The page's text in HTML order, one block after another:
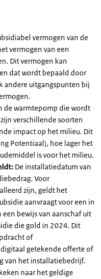
vermogen van de
vermogen van een
Dit vermogen kan
dat wordt bepaald door
andere uitgangspunten bij
de warmtepomp die wordt
verschillende soorten
impact op het milieu. Dit
Potentiaal), hoe lager het
is voor het milieu.
De installatiedatum van
Voor
zijn, geldt het
aanvraagt voor een in
bewijs van aanschaf uit
die gold in 2024. Dit
of
getekende offerte of
van het installatiebedrijf.
naar het geldige